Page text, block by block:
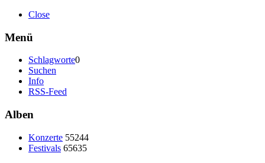
Close
Menü
Schlagworte0
Suchen
Info
RSS-Feed
Alben
Konzerte 55244
Festivals 65635